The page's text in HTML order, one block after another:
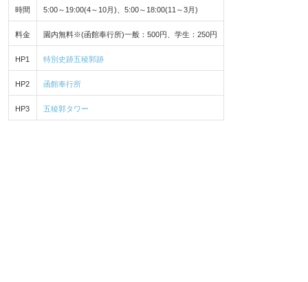
時間 5:00～19:00(4～10月)、5:00～18:00(11～3月)
料金 園内無料※(函館奉行所)一般：500円、学生：250円
HP1 特別史跡五稜郭跡
HP2 函館奉行所
HP3 五稜郭タワー